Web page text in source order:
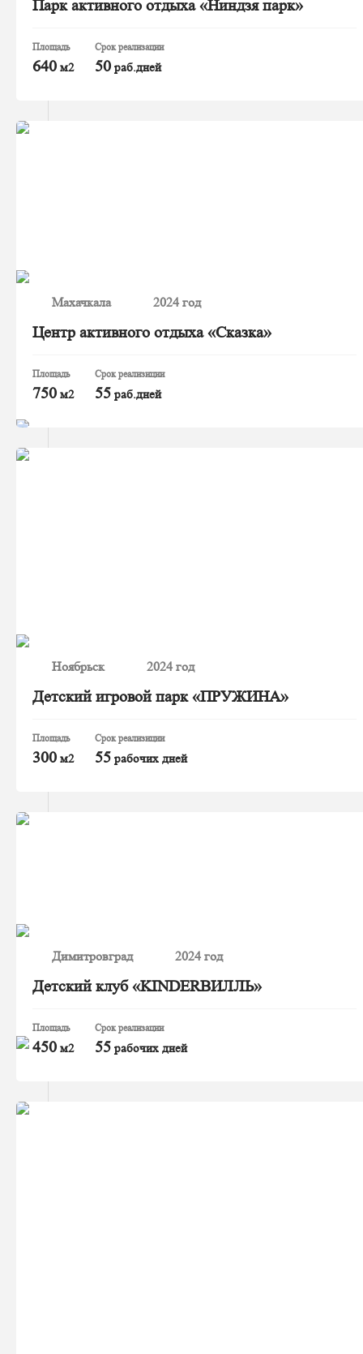
Парк активного отдыха «Ниндзя парк»
Площадь
640 м2
Срок реализации
50 раб.дней
Махачкала 2024 год
Центр активного отдыха «Сказка»
Площадь
750 м2
Срок реализиции
55 раб.дней
Ноябрьск 2024 год
Детский игровой парк «ПРУЖИНА»
Площадь
300 м2
Срок реализиции
55 рабочих дней
Димитровград 2024 год
Детский клуб «KINDERВИЛЛЬ»
Площадь
450 м2
Срок реализации
55 рабочих дней